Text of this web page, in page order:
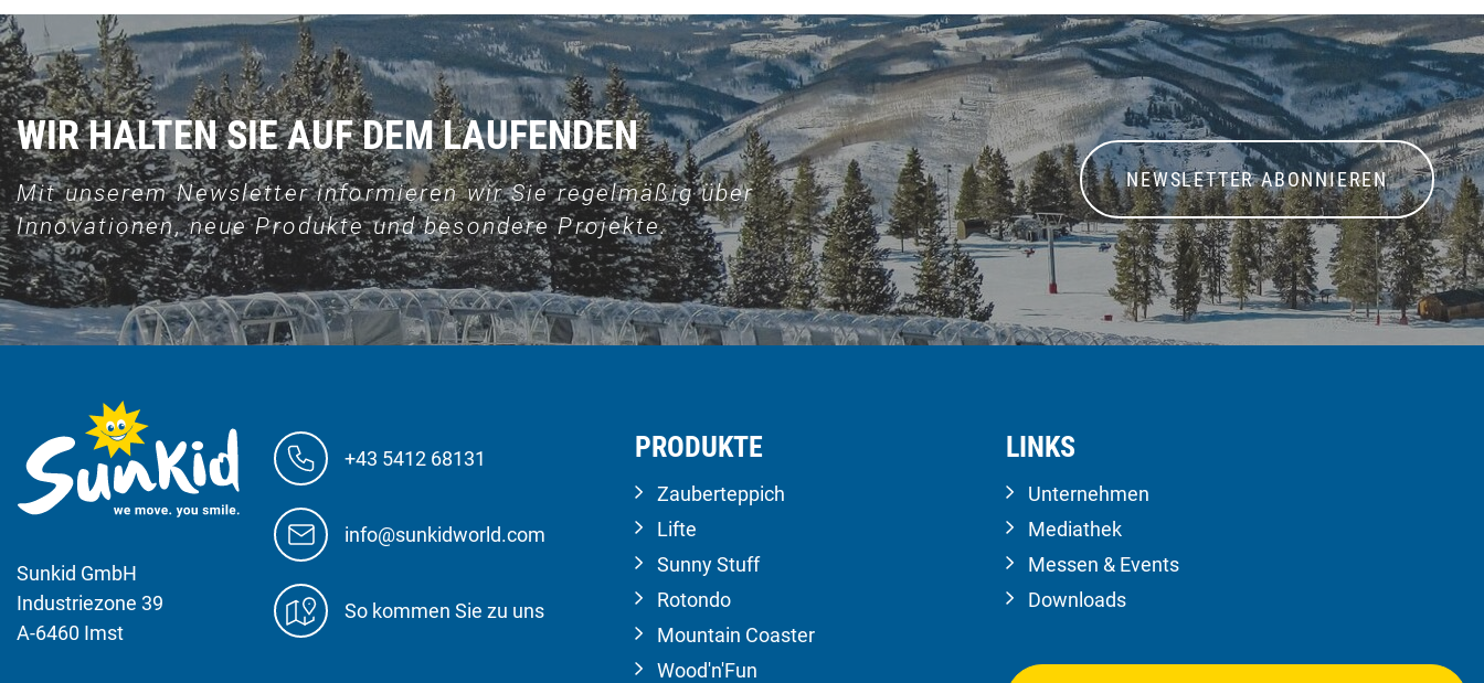
WIR HALTEN SIE AUF DEM LAUFENDEN
Mit unserem Newsletter informieren wir Sie regelmäßig über
Innovationen, neue Produkte und besondere Projekte.
NEWSLETTER ABONNIEREN
Sunkid GmbH
Industriezone 39
A-6460 Imst
+43 5412 68131
info@sunkidworld.com
So kommen Sie zu uns
PRODUKTE
Zauberteppich
Lifte
Sunny Stuff
Rotondo
Mountain Coaster
Wood'n'Fun
LINKS
Unternehmen
Mediathek
Messen & Events
Downloads